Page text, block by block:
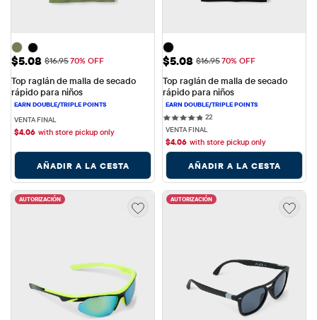
Precio de venta: $5.08
$5.08
Top raglán de malla de secado
rápido para niños
VENTA FINAL
$4.06 with store pickup only
AÑADIR A LA CESTA
Precio de venta: $5.08
$5.08
Top raglán de malla de secado
rápido para niños
2222 reviews
VENTA FINAL
$4.06 with store pickup only
AÑADIR A LA CESTA
AUTORIZACIÓN AUTORIZACIÓN